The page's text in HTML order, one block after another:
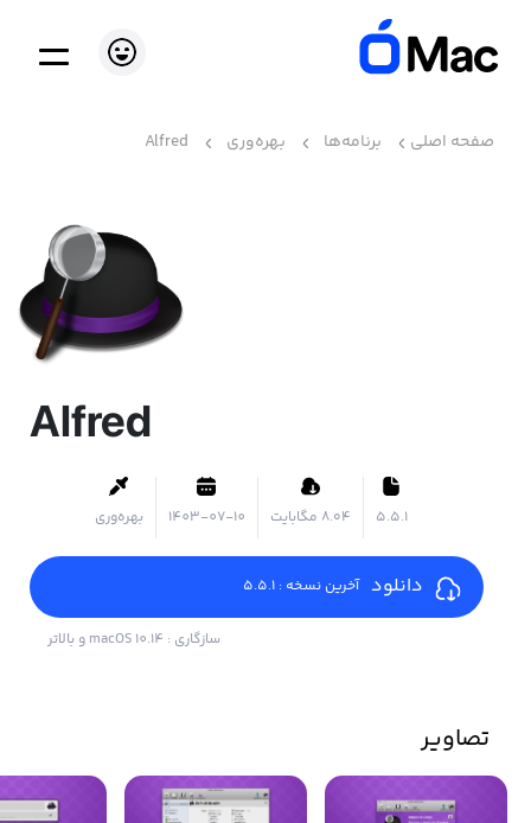
صفحه اصلی برنامه‌ها بهره‌وری Alfred
Alfred
5.5.1 ۸.۰۴ مگابایت 1403-07-10 بهره‌وری
دانلود آخرین نسخه : 5.5.1
سازگاری : macOS 10.14 و بالاتر
تصاویر